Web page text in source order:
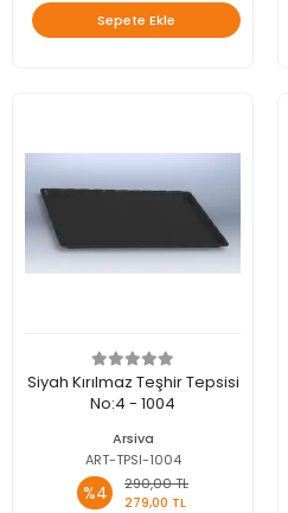
Sepete Ekle
Siyah Kırılmaz Teşhir Tepsisi
No:4 - 1004
Arsiva
ART-TPSI-1004
%4
290,00 TL
279,00 TL